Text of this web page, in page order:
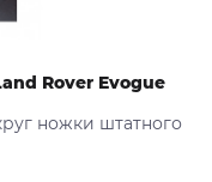
Rover Evogue
ножки штатного